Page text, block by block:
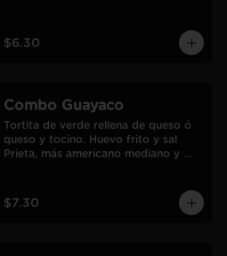
$6.30
Combo Guayaco
Tortita de verde rellena de queso ó
queso y tocino. Huevo frito y sal
Prieta, más americano mediano y
$7.30